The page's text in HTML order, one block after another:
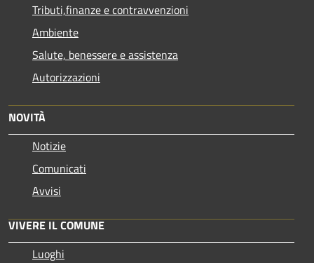
Tributi,finanze e contravvenzioni
Ambiente
Salute, benessere e assistenza
Autorizzazioni
NOVITÀ
Notizie
Comunicati
Avvisi
VIVERE IL COMUNE
Luoghi